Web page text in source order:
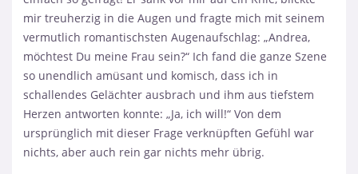
mir treuherzig in die Augen und fragte mich mit seinem
vermutlich romantischsten Augenaufschlag: „Andrea,
möchtest Du meine Frau sein?“ Ich fand die ganze Szene
so unendlich amüsant und komisch, dass ich in
schallendes Gelächter ausbrach und ihm aus tiefstem
Herzen antworten konnte: „Ja, ich will!“ Von dem
ursprünglich mit dieser Frage verknüpften Gefühl war
nichts, aber auch rein gar nichts mehr übrig.